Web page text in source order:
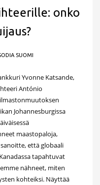
onko
SUOMI
Yvonne Katsande,
António
Johannesburgissa
maastopaloja,
että globaali
tapahtuvat
nähneet, miten
kohteiksi. Näyttää